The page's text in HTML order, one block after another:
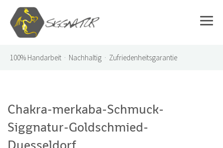
100% Handarbeit · Nachhaltig · Zufriedenheitsgarantie
Chakra-merkaba-Schmuck-
Siggnatur-Goldschmied-